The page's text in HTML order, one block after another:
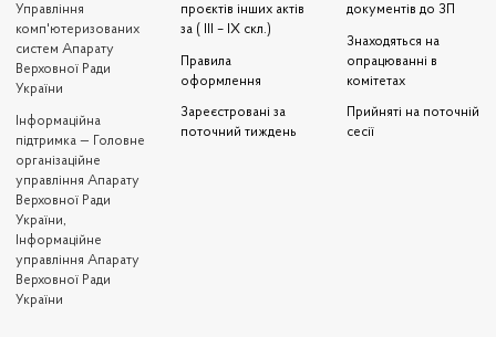
Управління
комп'ютеризованих
систем Апарату
Верховної Ради
України
Iнформаційна
підтримка — Головне
організаційне
управління Апарату
Верховної Ради
України,
Інформаційне
управління Апарату
Верховної Ради
України
проєктів інших актів
за ( III – IX скл.)
Правила
оформлення
Зареєстровані за
поточний тиждень
документів до ЗП
Знаходяться на
опрацюванні в
комітетах
Прийняті на поточній
сесії